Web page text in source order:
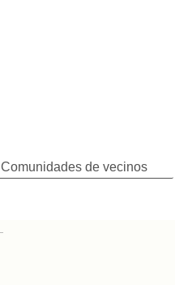
Comunidades de vecinos